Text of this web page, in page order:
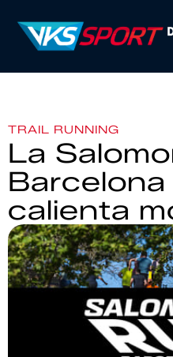
TRAIL RUNNING
La
calienta